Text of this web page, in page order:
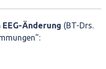
Änderung (BT-Drs.